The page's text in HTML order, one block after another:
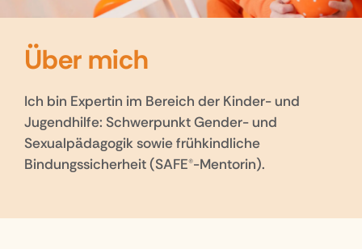
Über mich
Ich bin Expertin im Bereich der Kinder- und
Jugendhilfe: Schwerpunkt Gender- und
Sexualpädagogik sowie frühkindliche
Bindungssicherheit (SAFE®-Mentorin).